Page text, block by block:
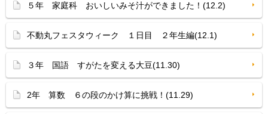
５年 家庭科 おいしいみそ汁ができました！(12.2)
不動丸フェスタウィーク １日目 ２年生編(12.1)
３年 国語 すがたを変える大豆(11.30)
2年 算数 ６の段のかけ算に挑戦！(11.29)